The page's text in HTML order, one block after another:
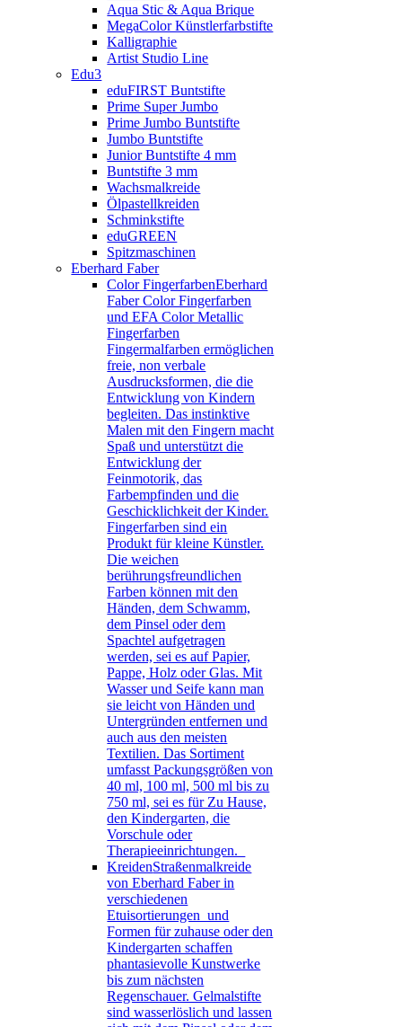
Aqua Stic & Aqua Brique
MegaColor Künstlerfarbstifte
Kalligraphie
Artist Studio Line
Edu3
eduFIRST Buntstifte
Prime Super Jumbo
Prime Jumbo Buntstifte
Jumbo Buntstifte
Junior Buntstifte 4 mm
Buntstifte 3 mm
Wachsmalkreide
Ölpastellkreiden
Schminkstifte
eduGREEN
Spitzmaschinen
Eberhard Faber
Color FingerfarbenEberhard
Faber Color Fingerfarben
und EFA Color Metallic
Fingerfarben
Fingermalfarben ermöglichen
freie, non verbale
Ausdrucksformen, die die
Entwicklung von Kindern
begleiten. Das instinktive
Malen mit den Fingern macht
Spaß und unterstützt die
Entwicklung der
Feinmotorik, das
Farbempfinden und die
Geschicklichkeit der Kinder.
Fingerfarben sind ein
Produkt für kleine Künstler.
Die weichen
berührungsfreundlichen
Farben können mit den
Händen, dem Schwamm,
dem Pinsel oder dem
Spachtel aufgetragen
werden, sei es auf Papier,
Pappe, Holz oder Glas. Mit
Wasser und Seife kann man
sie leicht von Händen und
Untergründen entfernen und
auch aus den meisten
Textilien. Das Sortiment
umfasst Packungsgrößen von
40 ml, 100 ml, 500 ml bis zu
750 ml, sei es für Zu Hause,
den Kindergarten, die
Vorschule oder
Therapieeinrichtungen.
KreidenStraßenmalkreide
von Eberhard Faber in
verschiedenen
Etuisortierungen und
Formen für zuhause oder den
Kindergarten schaffen
phantasievolle Kunstwerke
bis zum nächsten
Regenschauer. Gelmalstifte
sind wasserlöslich und lassen